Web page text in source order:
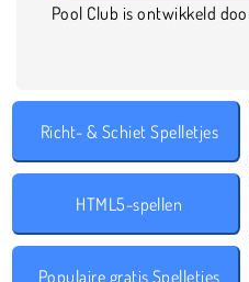
Pool Club is ontwikkeld
Richt- & Schiet Spelletjes
HTML5-spellen
Populaire gratis Spelletjes